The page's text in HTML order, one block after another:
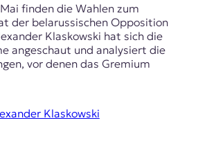
finden die Wahlen zum
der belarussischen Opposition
Klaskowski hat sich die
angeschaut und analysiert die
vor denen das Gremium
Klaskowski